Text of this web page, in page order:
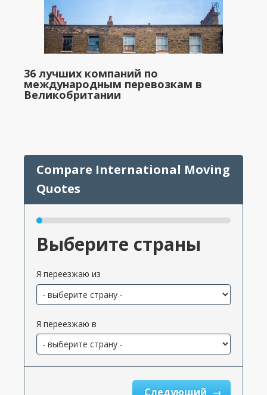
36 лучших компаний по
международным перевозкам в
Великобритании
Выберите страны
Я переезжаю из
Я переезжаю в
Следующий